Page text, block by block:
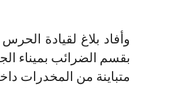
وأفاد بلاغ لقيادة
بقسم الضرائب بميناء
متباينة من المخدرات